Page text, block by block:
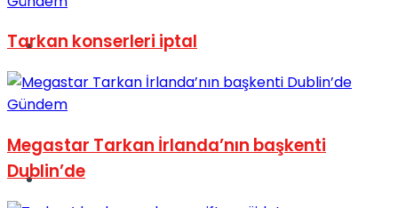
Sinema
Tatil
Tarkan konserleri iptal
Gündem
Megastar Tarkan İrlanda’nın başkenti
Dublin’de